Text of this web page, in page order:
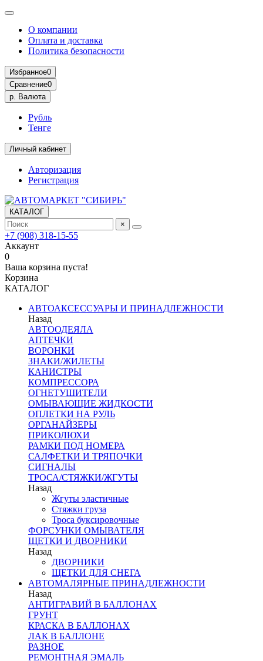
О компании
Оплата и доставка
Политика безопасности
Избранное0
Сравнение0
р. Валюта
Рубль
Тенге
Личный кабинет
Авторизация
Регистрация
КАТАЛОГ
×
+7 (908) 318-15-55
Аккаунт
0
Ваша корзина пуста!
Корзина
КАТАЛОГ
АВТОАКСЕССУАРЫ И ПРИНАДЛЕЖНОСТИ
Назад
АВТООДЕЯЛА
АПТЕЧКИ
ВОРОНКИ
ЗНАКИ/ЖИЛЕТЫ
КАНИСТРЫ
КОМПРЕССОРА
ОГНЕТУШИТЕЛИ
ОМЫВАЮЩИЕ ЖИДКОСТИ
ОПЛЕТКИ НА РУЛЬ
ОРГАНАЙЗЕРЫ
ПРИКОЛЮХИ
РАМКИ ПОД НОМЕРА
САЛФЕТКИ И ТРЯПОЧКИ
СИГНАЛЫ
ТРОСА/СТЯЖКИ/ЖГУТЫ
Назад
Жгуты эластичные
Стяжки груза
Троса буксировочные
ФОРСУНКИ ОМЫВАТЕЛЯ
ЩЕТКИ И ДВОРНИКИ
Назад
ДВОРНИКИ
ЩЕТКИ ДЛЯ СНЕГА
АВТОМАЛЯРНЫЕ ПРИНАДЛЕЖНОСТИ
Назад
АНТИГРАВИЙ В БАЛЛОНАХ
ГРУНТ
КРАСКА В БАЛЛОНАХ
ЛАК В БАЛЛОНЕ
РАЗНОЕ
РЕМОНТНАЯ ЭМАЛЬ